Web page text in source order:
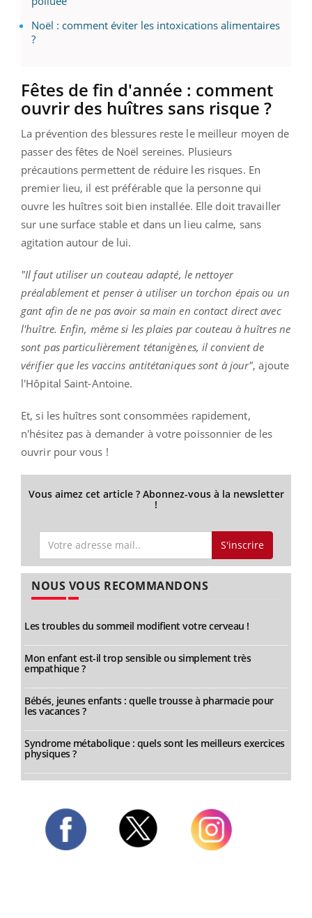
Noël : comment éviter les intoxications alimentaires
?
Fêtes de fin d'année : comment
ouvrir des huîtres sans risque ?
La prévention des blessures reste le meilleur moyen de
passer des fêtes de Noël sereines. Plusieurs
précautions permettent de réduire les risques. En
premier lieu, il est préférable que la personne qui
ouvre les huîtres soit bien installée. Elle doit travailler
sur une surface stable et dans un lieu calme, sans
agitation autour de lui.
"Il faut utiliser un couteau adapté, le nettoyer
préalablement et penser à utiliser un torchon épais ou un
gant afin de ne pas avoir sa main en contact direct avec
l'huître. Enfin, même si les plaies par couteau à huîtres ne
sont pas particulièrement tétanigènes, il convient de
vérifier que les vaccins antitétaniques sont à jour", ajoute
l'Hôpital Saint-Antoine.
Et, si les huîtres sont consommées rapidement,
n'hésitez pas à demander à votre poissonnier de les
ouvrir pour vous !
Vous aimez cet article ? Abonnez-vous à la newsletter
!
S'inscrire
NOUS VOUS RECOMMANDONS
Les troubles du sommeil modifient votre cerveau !
Mon enfant est-il trop sensible ou simplement très
empathique ?
Bébés, jeunes enfants : quelle trousse à pharmacie pour
les vacances ?
Syndrome métabolique : quels sont les meilleurs exercices
physiques ?